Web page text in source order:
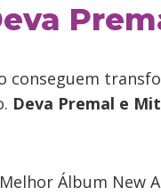
conseguem
Deva Premal e
Álbum New